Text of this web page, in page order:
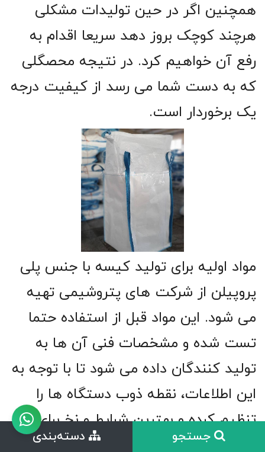
همچنین اگر در حین تولیدات مشکلی
هرچند کوچک بروز دهد سریعا اقدام به
رفع آن خواهیم کرد. در نتیجه محصگلی
که به دست شما می رسد از کیفیت درجه
یک برخوردار است.
مواد اولیه برای تولید کیسه با جنس پلی
پروپیلن از شرکت های پتروشیمی تهیه
می شود. این مواد قبل از استفاده حتما
تست شده و مشخصات فنی آن ها به
تولید کنندگان داده می شود تا با توجه به
این اطلاعات، نقطه ذوب دستگاه ها را
تنظیم کرده و بهترین شرایط و نخ برای
تولید بافت کیسه فراهم شود.